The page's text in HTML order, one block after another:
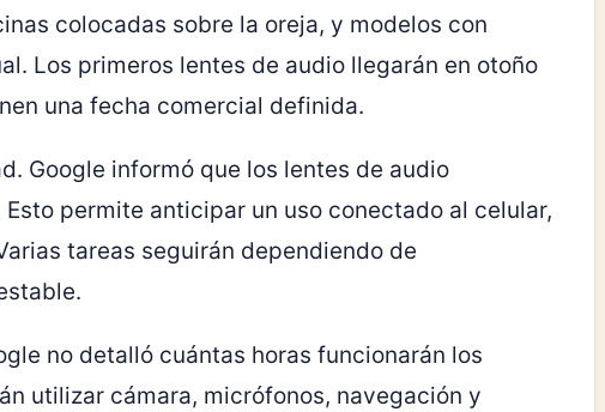
colocadas sobre la oreja, y modelos con
Los primeros lentes de audio llegarán en otoño
una fecha comercial definida.
Google informó que los lentes de audio
permite anticipar un uso conectado al celular,
tareas seguirán dependiendo de
no detalló cuántas horas funcionarán los
utilizar cámara, micrófonos, navegación y